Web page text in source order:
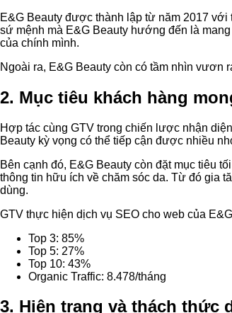
E&G Beauty được thành lập từ năm 2017
sứ mệnh mà E&G Beauty hướng đến là
của chính mình.
Ngoài ra, E&G Beauty còn có tầm nhìn
2. Mục tiêu khách hàng
Hợp tác cùng GTV trong chiến lược nhận
Beauty kỳ vọng có thể tiếp cận được nhiều
Bên cạnh đó, E&G Beauty còn đặt mục tiêu
thông tin hữu ích về chăm sóc da. Từ đó gia
dùng.
GTV thực hiện dịch vụ SEO cho web của
Top 3: 85%
Top 5: 27%
Top 10: 43%
Organic Traffic: 8.478/tháng
3. Hiện trạng và thách thức